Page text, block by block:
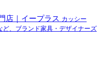
店｜イープラス カッシー
、ブランド家具・デザイナーズ